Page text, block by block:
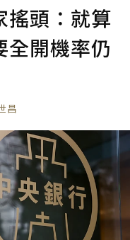
搖頭：就算
全開機率仍
昌